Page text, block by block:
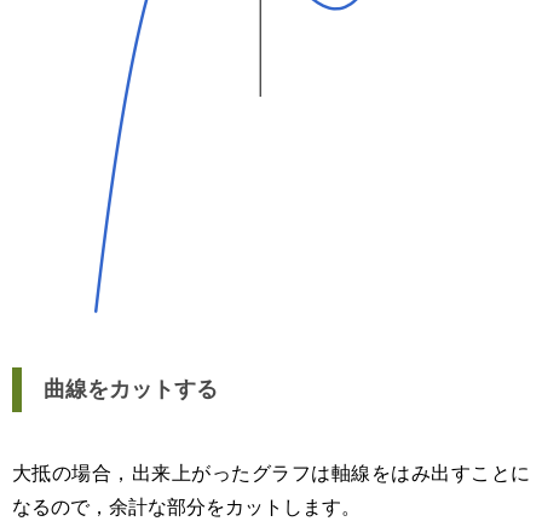
曲線をカットする
大抵の場合，出来上がったグラフは軸線をはみ出すことに
なるので，余計な部分をカットします。